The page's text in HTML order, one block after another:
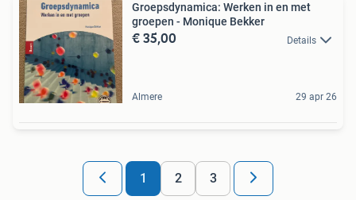
Groepsdynamica: Werken in en met
groepen - Monique Bekker
€ 35,00 Details
Almere 29 apr 26
1 2 3